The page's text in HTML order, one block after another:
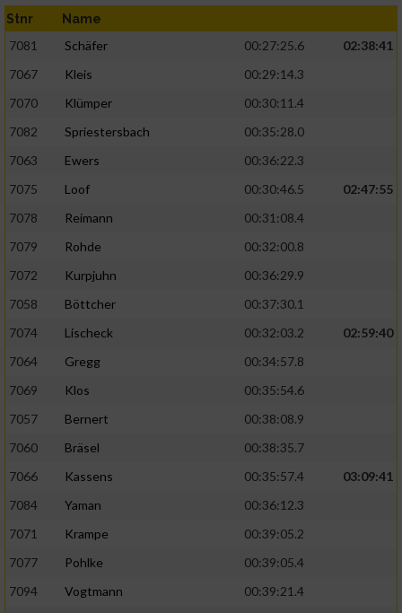
Stnr Name
7081 Schäfer 00:27:25.6
02:38:41
7067
Kleis
00:29:14.3
7070
Klümper
00:30:11.4
7082
Spriestersbach
00:35:28.0
7063
Ewers
00:36:22.3
7075
Loof 00:30:46.5
02:47:55
7078
Reimann
00:31:08.4
7079
Rohde
00:32:00.8
7072
Kurpjuhn
00:36:29.9
7058
Böttcher
00:37:30.1
7074
Lischeck 00:32:03.2
02:59:40
7064
Gregg
00:34:57.8
7069
Klos
00:35:54.6
7057
Bernert
00:38:08.9
7060
Bräsel
00:38:35.7
7066
Kassens 00:35:57.4
03:09:41
7084
Yaman
00:36:12.3
7071
Krampe
00:39:05.2
7077
Pohlke
00:39:05.4
7094
Vogtmann
00:39:21.4